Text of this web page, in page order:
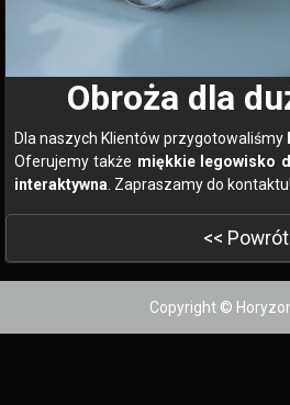
Obroża dla
Dla naszych Klientów przygotowaliśmy
Oferujemy także miękkie legowisko
interaktywna. Zapraszamy do kontaktu!
<< Powrót
Copyright ©